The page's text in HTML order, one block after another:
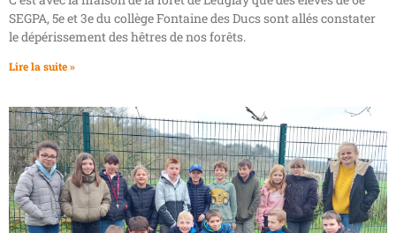
SEGPA, 5e et 3e du collège Fontaine des Ducs sont allés constater
le dépérissement des hêtres de nos forêts.
Lire la suite »